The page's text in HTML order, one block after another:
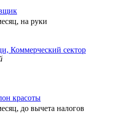
на руки
Коммерческий сектор
красоты
до вычета налогов